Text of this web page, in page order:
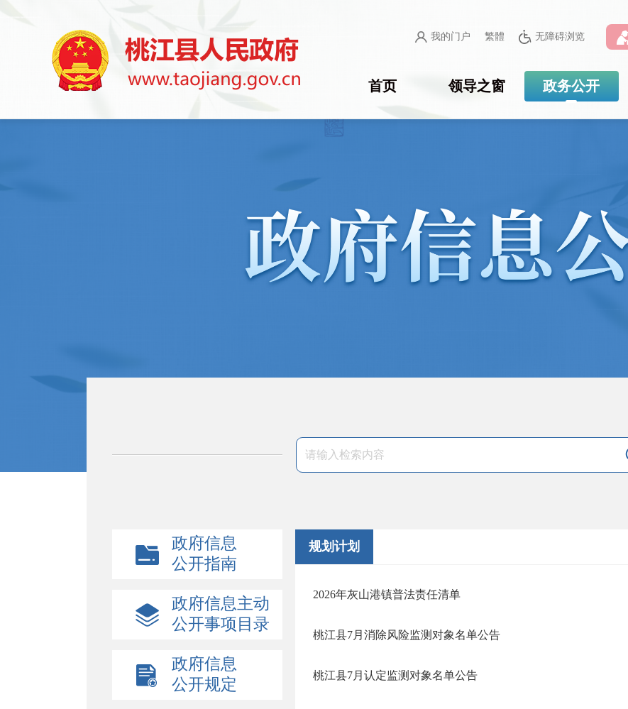
我的门户 繁體 无障碍浏览
首页 领导之窗 政务公开
政府信息
公开指南
政府信息主动
公开事项目录
政府信息
公开规定
规划计划
2026年灰山港镇普法责任清单
桃江县7月消除风险监测对象名单公告
桃江县7月认定监测对象名单公告